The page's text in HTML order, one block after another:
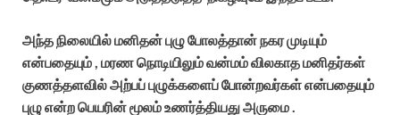
அந்த நிலையில் மனிதன் புழு போலத்தான் நகர முடியும்
என்பதையும் , மரண நொடியிலும் வன்மம் விலகாத மனிதர்கள்
குணத்தளவில் அற்பப் புழுக்களைப் போன்றவர்கள் என்பதையும்
புழு என்ற பெயரின் மூலம் உணர்த்தியது அருமை .